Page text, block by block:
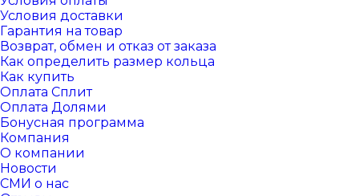
Условия доставки
Гарантия на товар
Возврат, обмен и отказ от заказа
Как определить размер кольца
Как купить
Оплата Сплит
Оплата Долями
Бонусная программа
Компания
О компании
Новости
СМИ о нас